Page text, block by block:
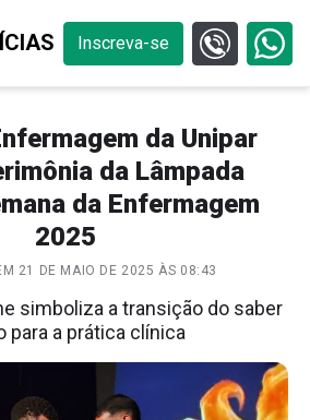
Inscreva-se
da Unipar
da Lâmpada
da Enfermagem
2025
21 DE MAIO DE 2025 ÀS 08:43
simboliza a transição do saber
para a prática clínica